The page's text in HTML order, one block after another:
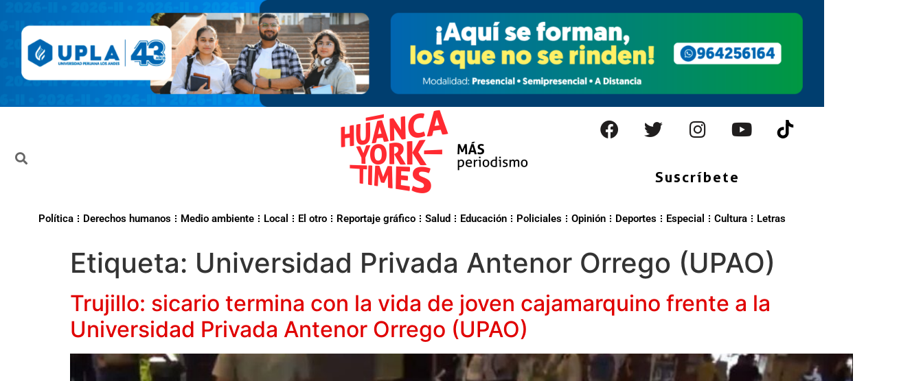
Suscríbete
Política Derechos humanos Medio ambiente Local El otro Reportaje gráfico Salud Educación Policiales Opinión Deportes Especial Cultura Letras
Etiqueta: Universidad Privada Antenor Orrego (UPAO)
Trujillo: sicario termina con la vida de joven cajamarquino frente a la
Universidad Privada Antenor Orrego (UPAO)